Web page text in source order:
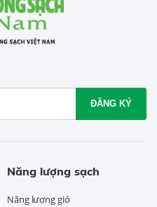
ĐĂNG KÝ
Năng lượng sạch
Năng lượng gió